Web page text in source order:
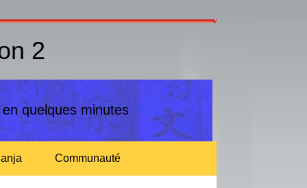
2
quelques minutes
Communauté